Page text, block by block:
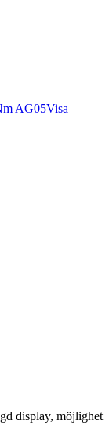
Visa
display, möjlighet